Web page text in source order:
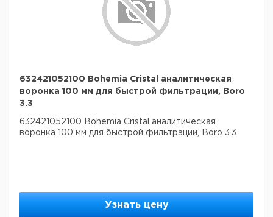
632421052100 Bohemia Cristal аналитическая
воронка 100 мм для быстрой фильтрации, Boro
3.3
632421052100 Bohemia Cristal аналитическая
воронка 100 мм для быстрой фильтрации, Boro 3.3
Узнать цену